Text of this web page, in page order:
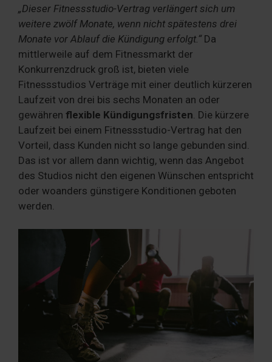
„Dieser Fitnessstudio-Vertrag verlängert sich um
weitere zwölf Monate, wenn nicht spätestens drei
Monate vor Ablauf die Kündigung erfolgt.“ Da
mittlerweile auf dem Fitnessmarkt der
Konkurrenzdruck groß ist, bieten viele
Fitnessstudios Verträge mit einer deutlich kürzeren
Laufzeit von drei bis sechs Monaten an oder
gewähren flexible Kündigungsfristen . Die kürzere
Laufzeit bei einem Fitnessstudio-Vertrag hat den
Vorteil, dass Kunden nicht so lange gebunden sind.
Das ist vor allem dann wichtig, wenn das Angebot
des Studios nicht den eigenen Wünschen entspricht
oder woanders günstigere Konditionen geboten
werden.